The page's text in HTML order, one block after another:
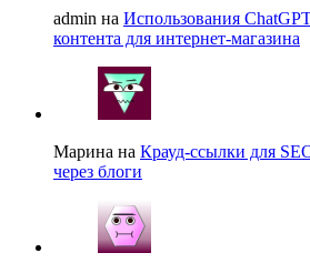
admin на Использования
контента для интернет-магазина
Марина на Крауд-ссылки для
через блоги